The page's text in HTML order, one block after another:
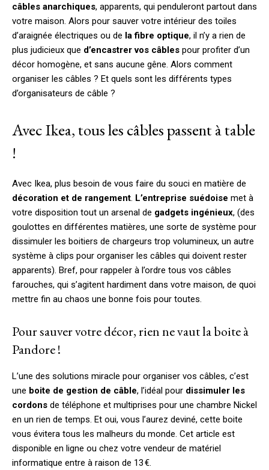
câbles anarchiques, apparents, qui penduleront partout dans
votre maison. Alors pour sauver votre intérieur des toiles
d’araignée électriques ou de la fibre optique, il n’y a rien de
plus judicieux que d’encastrer vos câbles pour profiter d’un
décor homogène, et sans aucune gêne. Alors comment
organiser les câbles ? Et quels sont les différents types
d’organisateurs de câble ?
Avec Ikea, tous les câbles passent à table
!
Avec Ikea, plus besoin de vous faire du souci en matière de
décoration et de rangement. L’entreprise suédoise met à
votre disposition tout un arsenal de gadgets ingénieux, (des
goulottes en différentes matières, une sorte de système pour
dissimuler les boitiers de chargeurs trop volumineux, un autre
système à clips pour organiser les câbles qui doivent rester
apparents). Bref, pour rappeler à l’ordre tous vos câbles
farouches, qui s’agitent hardiment dans votre maison, de quoi
mettre fin au chaos une bonne fois pour toutes.
Pour sauver votre décor, rien ne vaut la boite à
Pandore !
L’une des solutions miracle pour organiser vos câbles, c’est
une boite de gestion de câble, l’idéal pour dissimuler les
cordons de téléphone et multiprises pour une chambre Nickel
en un rien de temps. Et oui, vous l’aurez deviné, cette boite
vous évitera tous les malheurs du monde. Cet article est
disponible en ligne ou chez votre vendeur de matériel
informatique entre à raison de 13 €.